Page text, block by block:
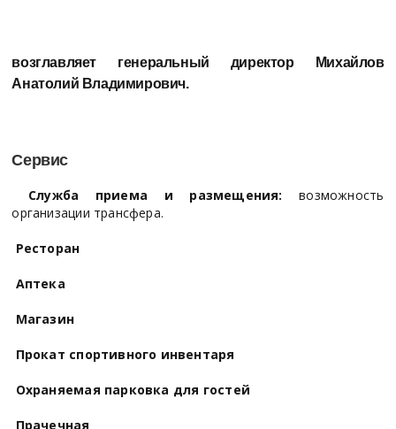
возглавляет генеральный директор
Михайлов
Анатолий Владимирович.
Сервис
Служба приема и размещения: возможность
организации трансфера.
Ресторан
Аптека
Магазин
Прокат спортивного инвентаря
Охраняемая парковка для гостей
Прачечная